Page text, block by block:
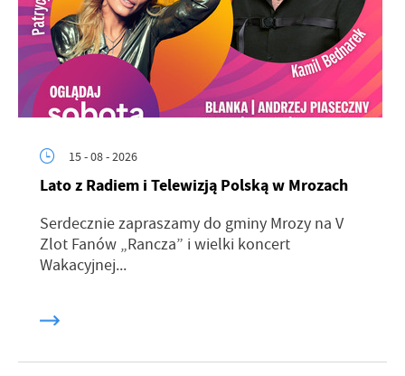
15 - 08 - 2026
Lato z Radiem i Telewizją Polską w Mrozach
Serdecznie zapraszamy do gminy Mrozy na V
Zlot Fanów „Rancza” i wielki koncert
Wakacyjnej...